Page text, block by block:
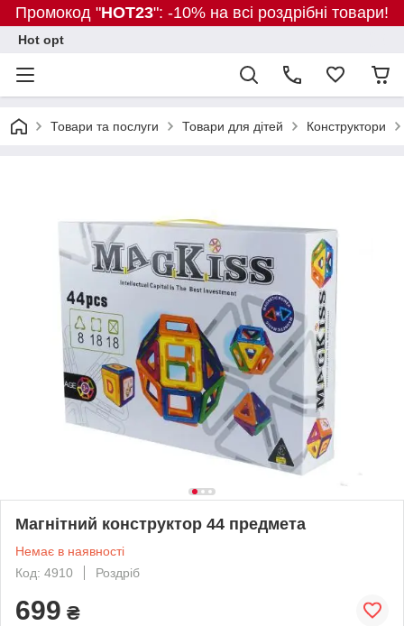
Промокод "HOT23": -10% на всі роздрібні товари!
Hot opt
Товари та послуги Товари для дітей Конструктори
Магнітний конструктор 44 предмета
Немає в наявності
Код: 4910
Роздріб
699 ₴